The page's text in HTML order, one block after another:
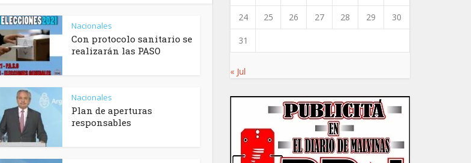
Nacionales
Con protocolo sanitario se
realizarán las PASO
Nacionales
Plan de aperturas
responsables
24 25 26 27 28 29 30
31
« Jul